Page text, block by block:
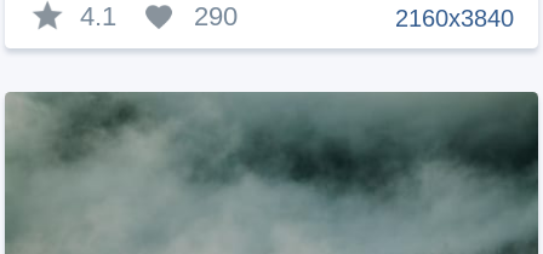
2160x3840
4.1 290